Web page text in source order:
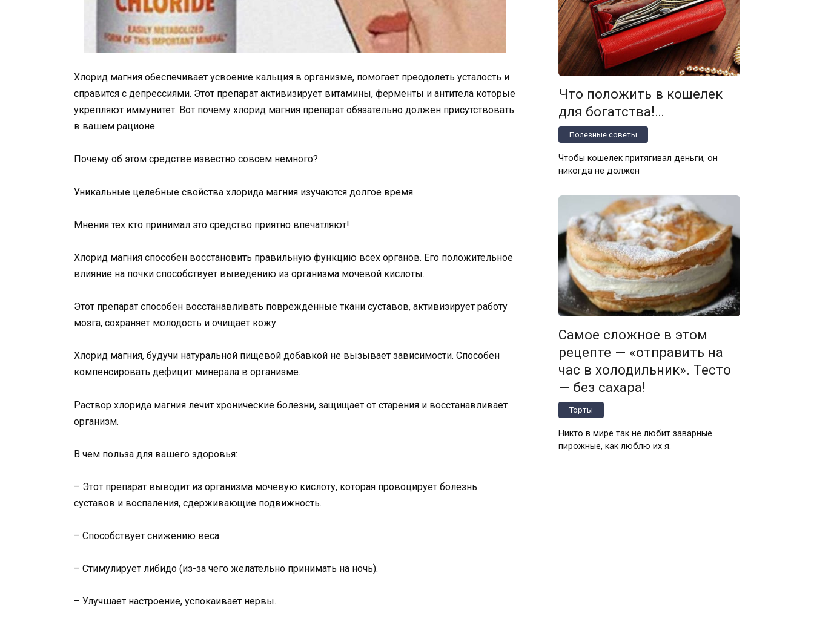
Хлорид магния обеспечивает усвоение кальция в организме, помогает преодолеть усталость и
справится с депрессиями. Этот препарат активизирует витамины, ферменты и антитела которые
укрепляют иммунитет. Вот почему хлорид магния препарат обязательно должен присутствовать
в вашем рационе.
Почему об этом средстве известно совсем немного?
Уникальные целебные свойства хлорида магния изучаются долгое время.
Мнения тех кто принимал это средство приятно впечатляют!
Хлорид магния способен восстановить правильную функцию всех органов. Его положительное
влияние на почки способствует выведению из организма мочевой кислоты.
Этот препарат способен восстанавливать повреждённые ткани суставов, активизирует работу
мозга, сохраняет молодость и очищает кожу.
Хлорид магния, будучи натуральной пищевой добавкой не вызывает зависимости. Способен
компенсировать дефицит минерала в организме.
Раствор хлорида магния лечит хронические болезни, защищает от старения и восстанавливает
организм.
В чем польза для вашего здоровья:
– Этот препарат выводит из организма мочевую кислоту, которая провоцирует болезнь
суставов и воспаления, сдерживающие подвижность.
– Способствует снижению веса.
– Стимулирует либидо (из-за чего желательно принимать на ночь).
– Улучшает настроение, успокаивает нервы.
Что положить в кошелек
для богатства!…
Полезные советы
Чтобы кошелек притягивал деньги, он
никогда не должен
Самое сложное в этом
рецепте — «отправить на
час в холодильник». Тесто
— без сахара!
Торты
Никто в мире так не любит заварные
пирожные, как люблю их я.